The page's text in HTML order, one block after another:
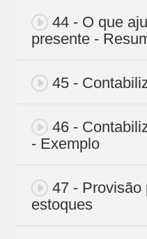
44 - O que
presente -
45 -
46 -
- Exemplo
47 - Provisão
estoques